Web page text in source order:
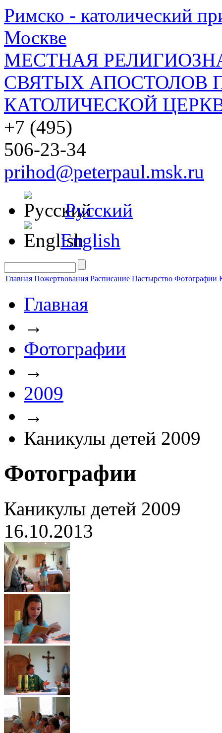
Римско - католический
Москве
МЕСТНАЯ
СВЯТЫХ АПОСТОЛОВ
КАТОЛИЧЕСКОЙ
+7 (495)
506-23-34
prihod@peterpaul.msk.ru
Русский
English
Главная Пожертвования Расписание Пастырство Фотографии
Главная
→
Фотографии
→
2009
→
Каникулы детей 2009
Фотографии
Каникулы детей 2009
16.10.2013